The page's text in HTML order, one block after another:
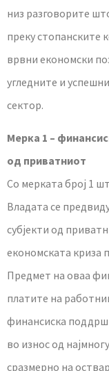
низ разговорите
преку стопанските
врвни економски
угледните и
сектор.
Мерка 1 –
од приватниот
Со мерката број 1
Владата се
субјекти од
економската криза
Предмет на оваа
платите на
финансиска
во износ од
сразмерно на